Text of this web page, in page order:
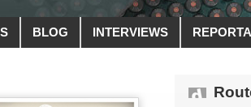
BLOG INTERVIEWS